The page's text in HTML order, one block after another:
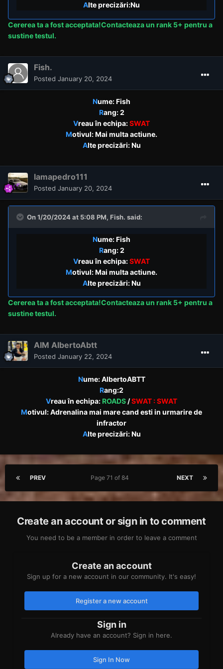
Alte precizări:Nu
Cerereata a fost acceptata!Contacteaza un rank 5+ pentru a
sustine testul.
Fish.
Posted January 20, 2024
Nume: Fish
Rang: 2
Vreau în echipa:SWAT
Motivul: Mai multa actiune.
Alte precizări: Nu
lamapedro111
Posted January 20, 2024
On 1/20/2024 at 5:08 PM,Fish. said:
Nume: Fish
Rang: 2
Vreau în echipa:SWAT
Motivul: Mai multa actiune.
Alte precizări: Nu
Cerereata a fost acceptata!Contacteaza un rank 5+ pentru a
sustine testul.
AIM AlbertoAbtt
Posted January 22, 2024
Nume: AlbertoABTT
Rang:2
Vreau în echipa: ROADS /SWAT :SWAT
Motivul: Adrenalina mai mare cand esti in urmarire de
infractor
Alte precizări: Nu
PREV NEXT
Page 71 of 84
Create an account or sign in to comment
You need to be a member in order to leave a comment
Create an account
Sign up for a new account in our community. It's easy!
Register a new account
Sign in
Already have an account? Sign in here.
Sign In Now